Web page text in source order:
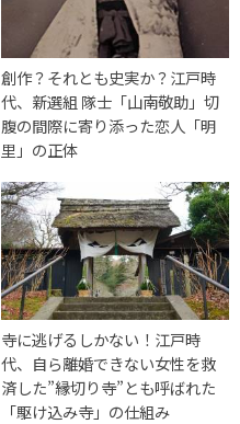
創作？それとも史実か？江戸時
代、新選組 隊士「山南敬助」切
腹の間際に寄り添った恋人「明
里」の正体
寺に逃げるしかない！江戸時
代、自ら離婚できない女性を救
済した”縁切り寺”とも呼ばれた
「駆け込み寺」の仕組み